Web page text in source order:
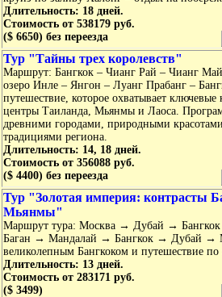
Длительность: 18 дней.
Стоимость от 538179 руб.
($ 6650) без переезда
Тур "Тайны трех королевств"
Маршрут: Бангкок – Чианг Рай – Чианг
озеро Инле – Янгон – Луанг Прабанг –
путешествие, которое охватывает ключевые
центры Таиланда, Мьянмы и Лаоса.
древними городами, природными
традициями региона.
Длительность: 14, 18 дней.
Стоимость от 356088 руб.
($ 4400) без переезда
Тур "Золотая империя: контрасты
Мьянмы"
Маршрут тура: Москва → Дубай →
Баган → Мандалай → Бангкок → Дубай →
великолепным Бангкоком и путешествие
Длительность: 13 дней.
Стоимость от 283171 руб.
($ 3499)